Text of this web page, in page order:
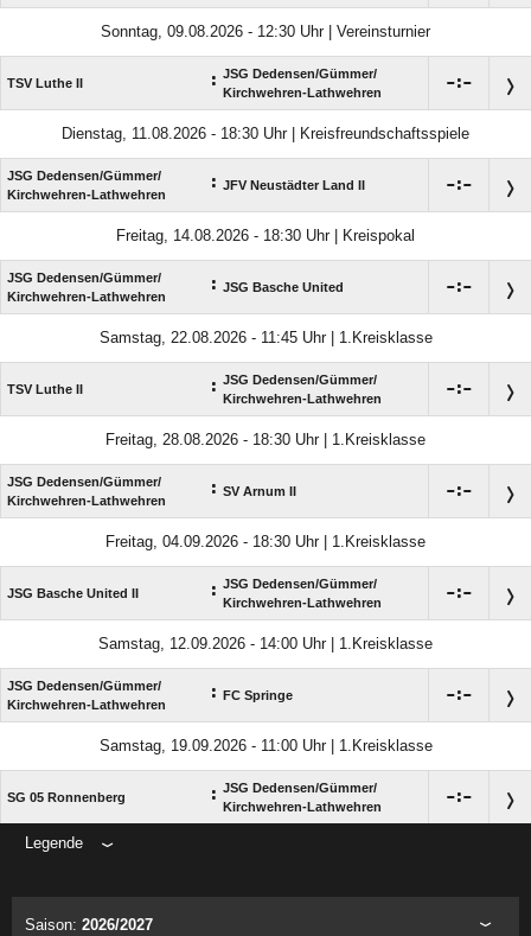
Sonntag, 09.08.2026 - 12:30 Uhr | Vereinsturnier
TSV Luthe II : JSG Dedensen/​Gümmer/​
Kirchwehren-Lathwehren
:
Dienstag, 11.08.2026 - 18:30 Uhr | Kreisfreundschaftsspiele
JSG Dedensen/​Gümmer/​
Kirchwehren-Lathwehren
: JFV Neustädter Land II :
Freitag, 14.08.2026 - 18:30 Uhr | Kreispokal
JSG Dedensen/​Gümmer/​
Kirchwehren-Lathwehren
: JSG Basche United :
Samstag, 22.08.2026 - 11:45 Uhr | 1.Kreisklasse
TSV Luthe II : JSG Dedensen/​Gümmer/​
Kirchwehren-Lathwehren
:
Freitag, 28.08.2026 - 18:30 Uhr | 1.Kreisklasse
JSG Dedensen/​Gümmer/​
Kirchwehren-Lathwehren
: SV Arnum II :
Freitag, 04.09.2026 - 18:30 Uhr | 1.Kreisklasse
JSG Basche United II : JSG Dedensen/​Gümmer/​
Kirchwehren-Lathwehren
:
Samstag, 12.09.2026 - 14:00 Uhr | 1.Kreisklasse
JSG Dedensen/​Gümmer/​
Kirchwehren-Lathwehren
: FC Springe :
Samstag, 19.09.2026 - 11:00 Uhr | 1.Kreisklasse
SG 05 Ronnenberg : JSG Dedensen/​Gümmer/​
Kirchwehren-Lathwehren
:
Legende
Saison: 2026/2027